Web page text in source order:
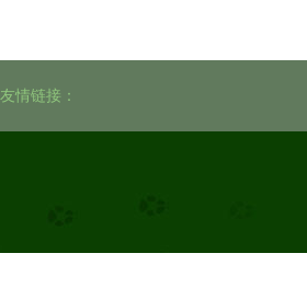
友情链接：